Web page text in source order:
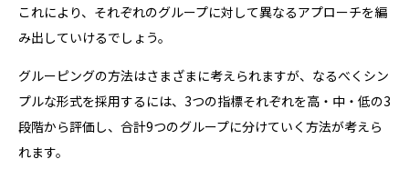
これにより、それぞれのグループに対して異なるアプローチを編
み出していけるでしょう。
グルーピングの方法はさまざまに考えられますが、なるべくシン
プルな形式を採用するには、3つの指標それぞれを高・中・低の3
段階から評価し、合計9つのグループに分けていく方法が考えら
れます。